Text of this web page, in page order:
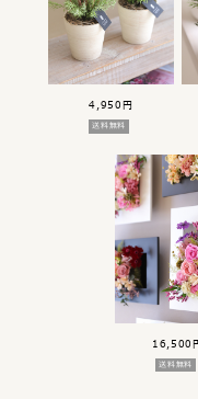
4,950円
送料無料
16,500
送料無料